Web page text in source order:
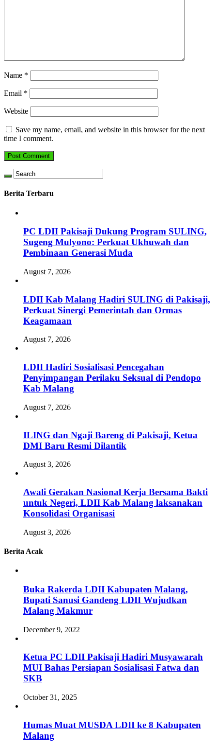
Name *
Email *
Website
Save my name, email, and website in this browser for the next
time I comment.
Berita Terbaru
PC LDII Pakisaji Dukung Program SULING,
Sugeng Mulyono: Perkuat Ukhuwah dan
Pembinaan Generasi Muda
August 7, 2026
LDII Kab Malang Hadiri SULING di Pakisaji,
Perkuat Sinergi Pemerintah dan Ormas
Keagamaan
August 7, 2026
LDII Hadiri Sosialisasi Pencegahan
Penyimpangan Perilaku Seksual di Pendopo
Kab Malang
August 7, 2026
ILING dan Ngaji Bareng di Pakisaji, Ketua
DMI Baru Resmi Dilantik
August 3, 2026
Awali Gerakan Nasional Kerja Bersama Bakti
untuk Negeri, LDII Kab Malang laksanakan
Konsolidasi Organisasi
August 3, 2026
Berita Acak
Buka Rakerda LDII Kabupaten Malang,
Bupati Sanusi Gandeng LDII Wujudkan
Malang Makmur
December 9, 2022
Ketua PC LDII Pakisaji Hadiri Musyawarah
MUI Bahas Persiapan Sosialisasi Fatwa dan
SKB
October 31, 2025
Humas Muat MUSDA LDII ke 8 Kabupaten
Malang